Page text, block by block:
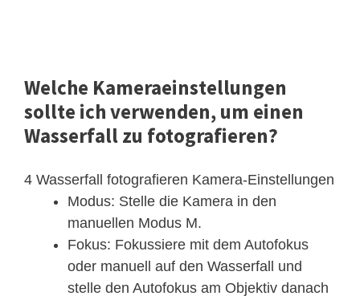
Welche Kameraeinstellungen
sollte ich verwenden, um einen
Wasserfall zu fotografieren?
4 Wasserfall fotografieren Kamera-Einstellungen
Modus: Stelle die Kamera in den
manuellen Modus M.
Fokus: Fokussiere mit dem Autofokus
oder manuell auf den Wasserfall und
stelle den Autofokus am Objektiv danach